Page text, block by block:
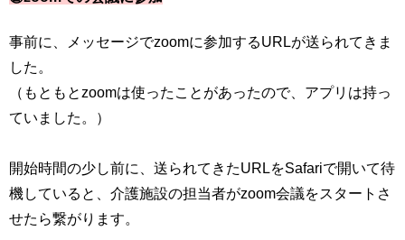
事前に、メッセージでzoomに参加するURLが送られてきま
した。
（もともとzoomは使ったことがあったので、アプリは持っ
ていました。）
開始時間の少し前に、送られてきたURLをSafariで開いて待
機していると、介護施設の担当者がzoom会議をスタートさ
せたら繋がります。